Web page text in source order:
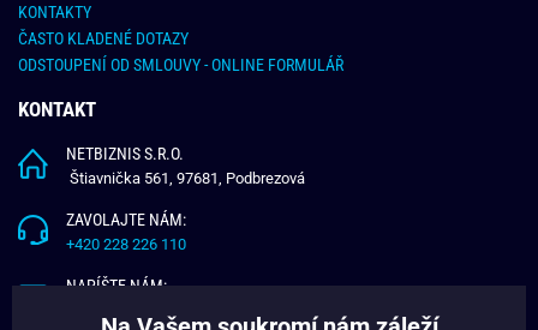
KONTAKTY
ČASTO KLADENÉ DOTAZY
ODSTOUPENÍ OD SMLOUVY - ONLINE FORMULÁŘ
KONTAKT
NETBIZNIS S.R.O.
Štiavnička 561, 97681, Podbrezová
ZAVOLAJTE NÁM:
+420 228 226 110
NAPÍŠTE NÁM: